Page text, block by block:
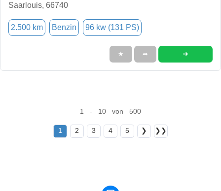
Saarlouis, 66740
2.500 km Benzin 96 kw (131 PS)
★ ➦ ➜
1 - 10 von 500
1 2 3 4 5 ❯ ❯❯